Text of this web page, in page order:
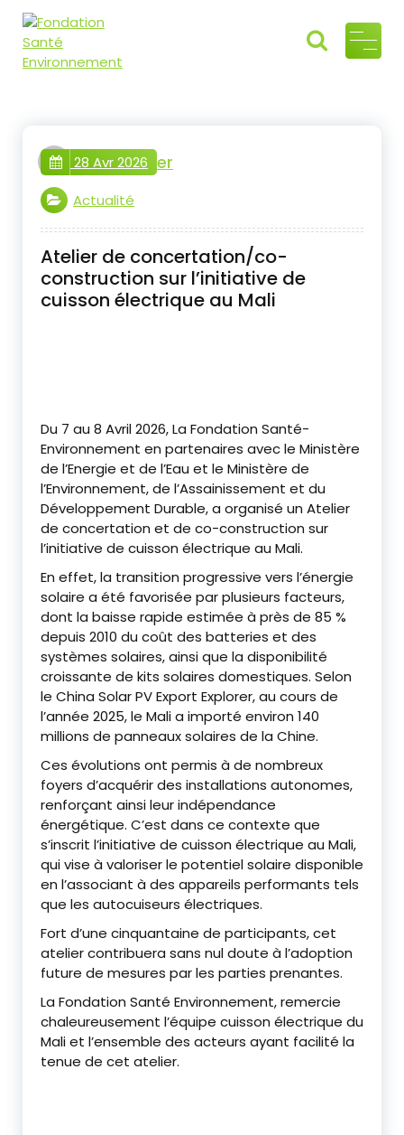
Santé
Environ
nement
l'héritage
commun"webmaster
28 Avr 2026
Actualité
Atelier de concertation/co-
construction sur l’initiative de
cuisson électrique au Mali
Du 7 au 8 Avril 2026, La Fondation Santé-
Environnement en partenaires avec le Ministère
de l’Energie et de l’Eau et le Ministère de
l’Environnement, de l’Assainissement et du
Développement Durable, a organisé un Atelier
de concertation et de co-construction sur
l’initiative de cuisson électrique au Mali.
‎En effet, la transition progressive vers l’énergie
solaire a été favorisée par plusieurs facteurs,
dont la baisse rapide estimée à près de 85 %
depuis 2010 du coût des batteries et des
systèmes solaires, ainsi que la disponibilité
croissante de kits solaires domestiques. Selon
le China Solar PV Export Explorer, au cours de
l’année 2025, le Mali a importé environ 140
millions de panneaux solaires de la Chine.
‎Ces évolutions ont permis à de nombreux
foyers d’acquérir des installations autonomes,
renforçant ainsi leur indépendance
énergétique. C’est dans ce contexte que
s’inscrit l’initiative de cuisson électrique au Mali,
qui vise à valoriser le potentiel solaire disponible
en l’associant à des appareils performants tels
que les autocuiseurs électriques.
‎Fort d’une cinquantaine de participants, cet
atelier contribuera sans nul doute à l’adoption
future de mesures par les parties prenantes.
‎La Fondation Santé Environnement, remercie
chaleureusement l’équipe cuisson électrique du
Mali et l’ensemble des acteurs ayant facilité la
tenue de cet atelier.